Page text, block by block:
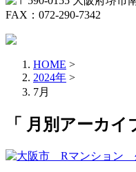
HOME >
2024年 >
7月
「 月別アーカイ